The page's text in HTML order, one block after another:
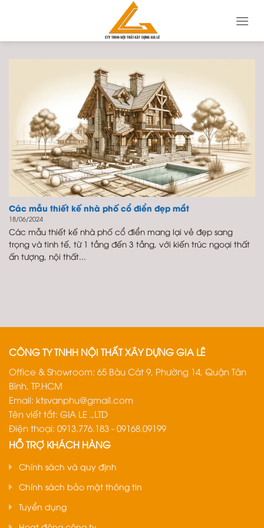
Các mẫu thiết kế nhà phố cổ điển đẹp mắt
18/06/2024
Các mẫu thiết kế nhà phố cổ điển mang lại vẻ đẹp sang
trọng và tinh tế, từ 1 tầng đến 3 tầng, với kiến trúc ngoại thất
ấn tượng, nội thất...
CÔNG TY TNHH NỘI THẤT XÂY DỰNG GIA LÊ
Office & Showroom: 65 Bàu Cát 9, Phường 14, Quận Tân
Bình, TP.HCM
Email: ktsvanphu@gmail.com
Tên viết tắt: GIA LE .,LTD
Điện thoại: 0913.776.183 - 09168.09199
HỖ TRỢ KHÁCH HÀNG
Chính sách và quy định
Chính sách bảo mật thông tin
Tuyển dụng